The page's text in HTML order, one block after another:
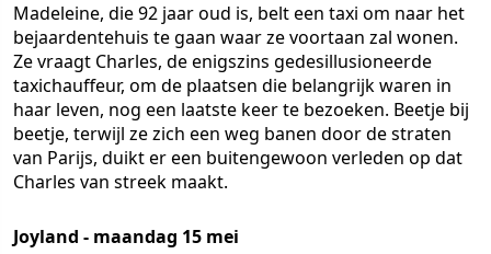
Madeleine, die 92 jaar oud is, belt een taxi om naar het
bejaardentehuis te gaan waar ze voortaan zal wonen.
Ze vraagt Charles, de enigszins gedesillusioneerde
taxichauffeur, om de plaatsen die belangrijk waren in
haar leven, nog een laatste keer te bezoeken. Beetje bij
beetje, terwijl ze zich een weg banen door de straten
van Parijs, duikt er een buitengewoon verleden op dat
Charles van streek maakt.
Joyland - maandag 15 mei